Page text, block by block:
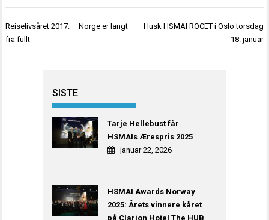
Innleggsnavigasjon
Reiselivsåret 2017: – Norge er langt
fra fullt
Husk HSMAI ROCET i Oslo torsdag
18. januar
SISTE
Tarje Hellebust får
HSMAIs Ærespris 2025
januar 22, 2026
HSMAI Awards Norway
2025: Årets vinnere kåret
på Clarion Hotel The HUB